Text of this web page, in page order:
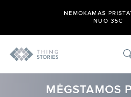
NEMOKAMAS
NUO 35€
MĖGSTAMOS